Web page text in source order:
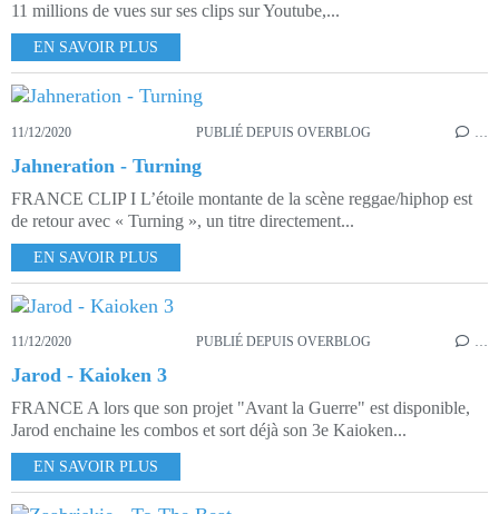
11 millions de vues sur ses clips sur Youtube,...
EN SAVOIR PLUS
11/12/2020 PUBLIÉ DEPUIS OVERBLOG
Jahneration - Turning
FRANCE CLIP I L’étoile montante de la scène reggae/hiphop est
de retour avec « Turning », un titre directement...
EN SAVOIR PLUS
11/12/2020 PUBLIÉ DEPUIS OVERBLOG …
Jarod - Kaioken 3
FRANCE A lors que son projet "Avant la Guerre" est disponible,
Jarod enchaine les combos et sort déjà son 3e Kaioken...
EN SAVOIR PLUS